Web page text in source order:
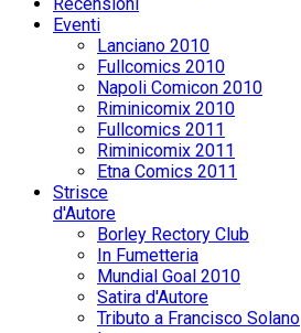
Eventi
Lanciano 2010
Fullcomics 2010
Napoli Comicon 2010
Riminicomix 2010
Fullcomics 2011
Riminicomix 2011
Etna Comics 2011
Strisce
d'Autore
Borley Rectory Club
In Fumetteria
Mundial Goal 2010
Satira d'Autore
Tributo a Francisco Solano